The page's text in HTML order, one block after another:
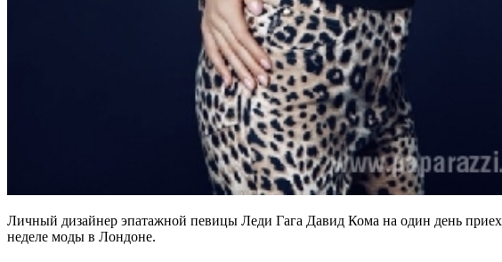
Личный дизайнер эпатажной певицы Леди Гага Давид Кома на один день
неделе моды в Лондоне.